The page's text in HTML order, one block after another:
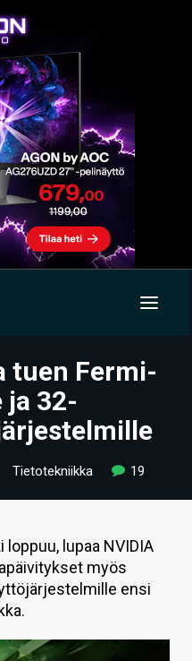
tuen Fermi-
32-
Tietotekniikka 19
lupaa NVIDIA
myös
ensi